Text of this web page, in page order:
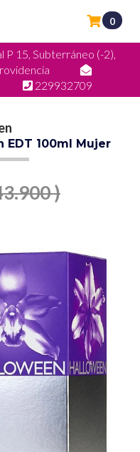
P 15, Subterráneo (-2),
229932709
0
EDT 100ml Mujer
)